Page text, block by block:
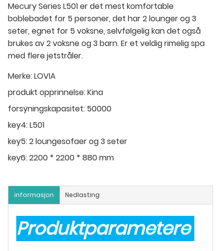
Mecury Series L501 er det mest komfortable
boblebadet for 5 personer, det har 2 lounger og 3
seter, egnet for 5 voksne, selvfølgelig kan det også
brukes av 2 voksne og 3 barn. Er et veldig rimelig spa
med flere jetstråler.
Merke:LOVIA
produkt opprinnelse:Kina
forsyningskapasitet: 50000
key4:L501
key5:2 loungesofaer og 3 seter
key6:2200 * 2200 * 880 mm
informasjon Nedlasting
Produktparametere